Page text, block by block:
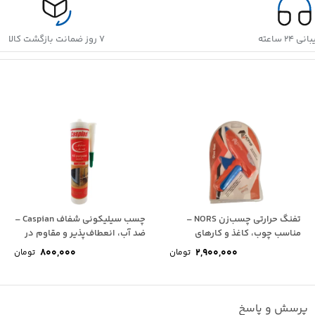
۲۴ ساعته ۷ روز ضمانت بازگشت کالا
تفنگ حرارتی چسب‌زن NORS –
مناسب چوب، کاغذ و کارهای
2,900,000 تومان
چسب سیلیکونی شفاف Caspian –
ضد آب، انعطاف‌پذیر و مقاوم در
800,000 تومان
پرسش و پاسخ